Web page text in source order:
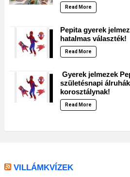
Read More
Pepita gyerek
hatalmas választék!
Read More
Gyerek jelmezek
születésnapi
korosztálynak!
Read More
VILLÁMKVÍZEK